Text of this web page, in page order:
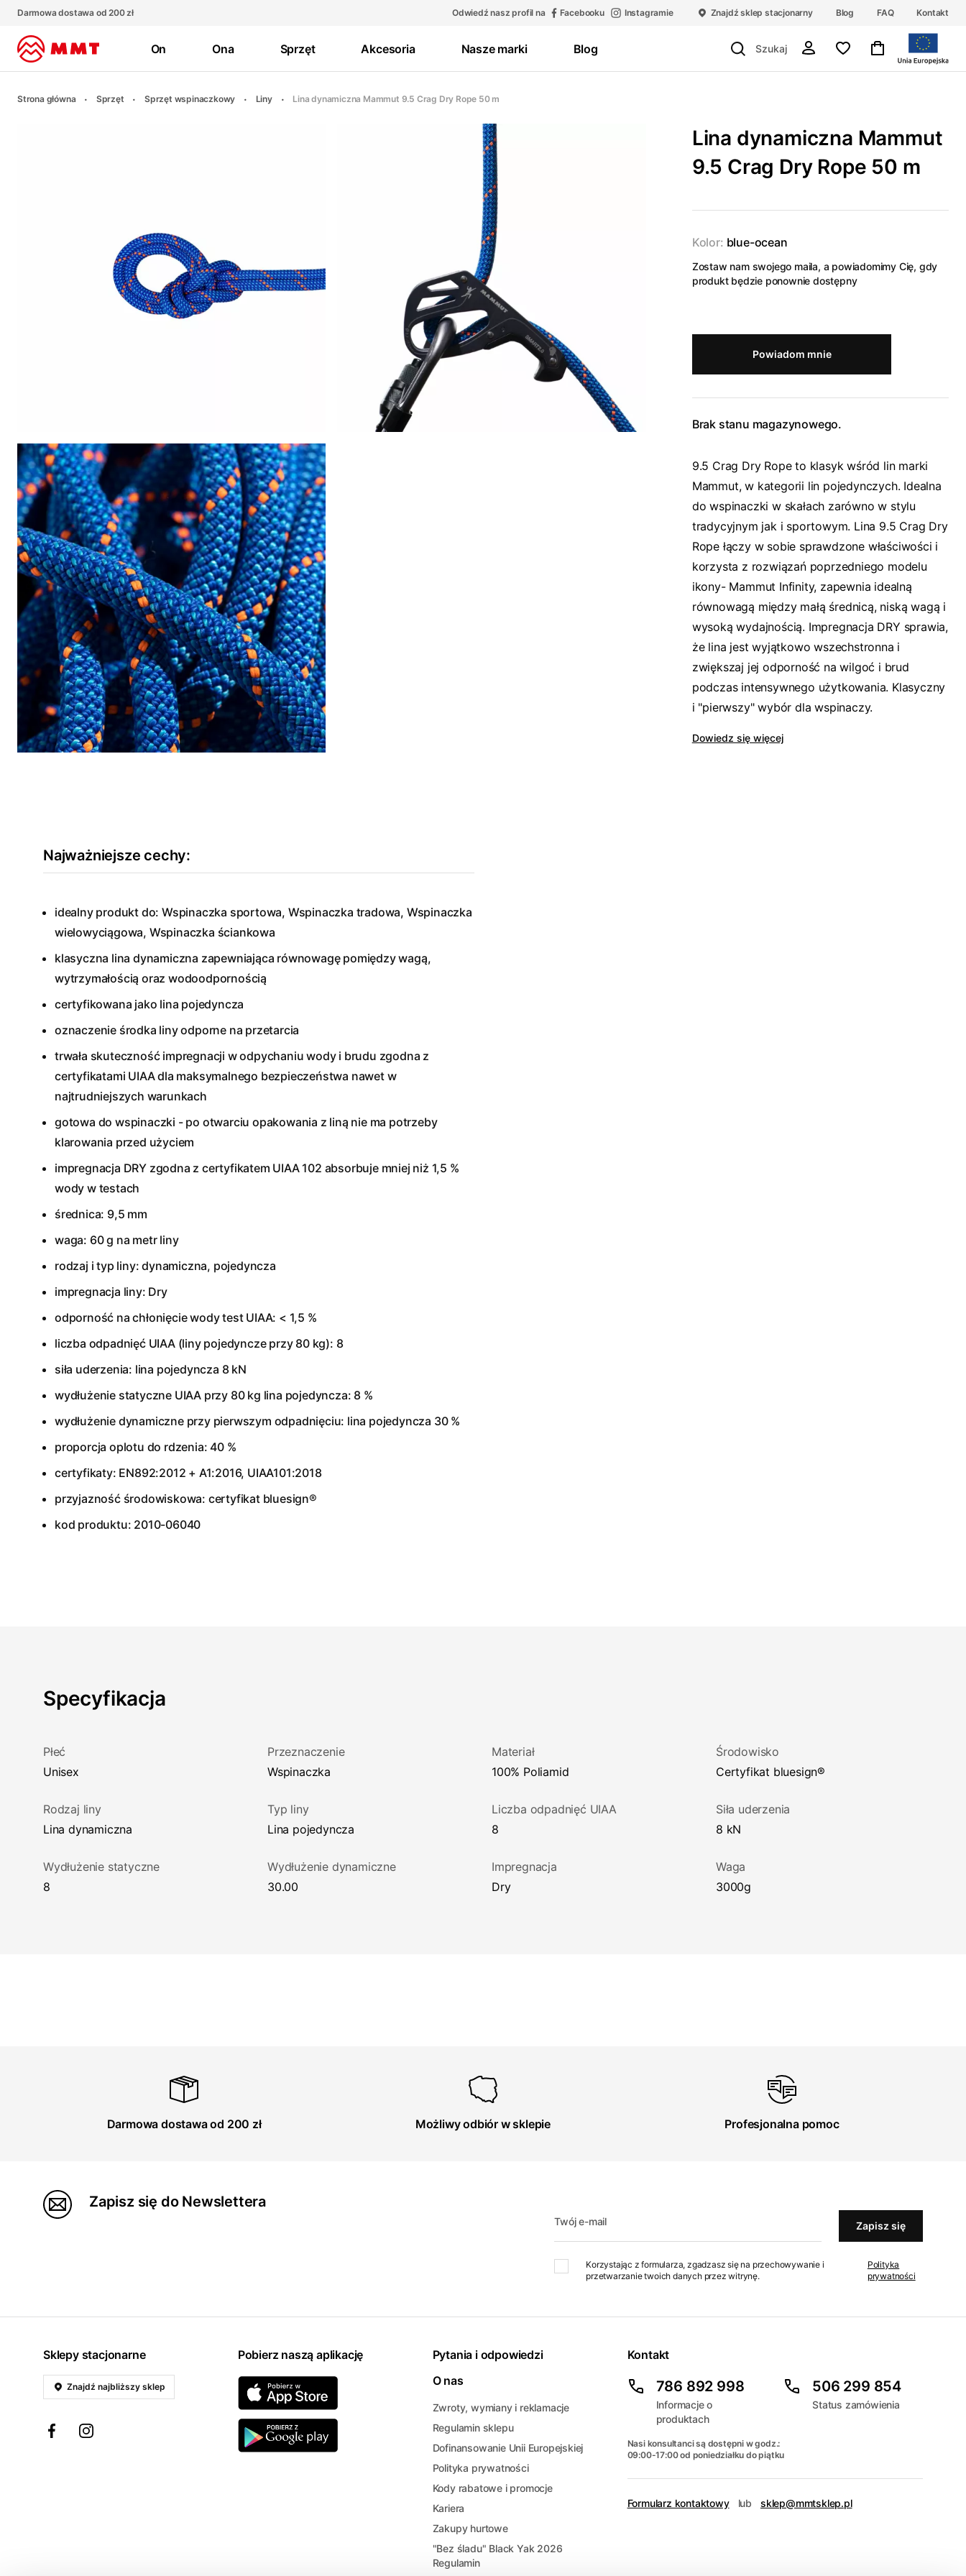
Darmowa dostawa od 200 zł Odwiedź nasz profil na Facebooku Instagramie Znajdź sklep stacjonarny Blog FAQ Kontakt
On Ona Sprzęt Akcesoria Nasze marki Blog
Strona główna Sprzęt Sprzęt wspinaczkowy Liny Lina dynamiczna Mammut 9.5 Crag Dry Rope 50 m
Lina dynamiczna Mammut
9.5 Crag Dry Rope 50 m
Kolor: blue-ocean
Zostaw nam swojego maila, a powiadomimy Cię, gdy
produkt będzie ponownie dostępny
Powiadom mnie
Brak stanu magazynowego.
9.5 Crag Dry Rope to klasyk wśród lin marki
Mammut, w kategorii lin pojedynczych. Idealna
do wspinaczki w skałach zarówno w stylu
tradycyjnym jak i sportowym. Lina 9.5 Crag Dry
Rope łączy w sobie sprawdzone właściwości i
korzysta z rozwiązań poprzedniego modelu
ikony- Mammut Infinity, zapewnia idealną
równowagą między małą średnicą, niską wagą i
wysoką wydajnością. Impregnacja DRY sprawia,
że lina jest wyjątkowo wszechstronna i
zwiększaj jej odporność na wilgoć i brud
podczas intensywnego użytkowania. Klasyczny
i "pierwszy" wybór dla wspinaczy.
Dowiedz się więcej
Najważniejsze cechy:
idealny produkt do: Wspinaczka sportowa, Wspinaczka tradowa, Wspinaczka
wielowyciągowa, Wspinaczka ściankowa
klasyczna lina dynamiczna zapewniająca równowagę pomiędzy wagą,
wytrzymałością oraz wodoodpornością
certyfikowana jako lina pojedyncza
oznaczenie środka liny odporne na przetarcia
trwała skuteczność impregnacji w odpychaniu wody i brudu zgodna z
certyfikatami UIAA dla maksymalnego bezpieczeństwa nawet w
najtrudniejszych warunkach
gotowa do wspinaczki - po otwarciu opakowania z liną nie ma potrzeby
klarowania przed użyciem
impregnacja DRY zgodna z certyfikatem UIAA 102 absorbuje mniej niż 1,5 %
wody w testach
średnica: 9,5 mm
waga: 60 g na metr liny
rodzaj i typ liny: dynamiczna, pojedyncza
impregnacja liny: Dry
odporność na chłonięcie wody test UIAA: < 1,5 %
liczba odpadnięć UIAA (liny pojedyncze przy 80 kg): 8
siła uderzenia: lina pojedyncza 8 kN
wydłużenie statyczne UIAA przy 80 kg lina pojedyncza: 8 %
wydłużenie dynamiczne przy pierwszym odpadnięciu: lina pojedyncza 30 %
proporcja oplotu do rdzenia: 40 %
certyfikaty: EN892:2012 + A1:2016, UIAA101:2018
przyjazność środowiskowa: certyfikat bluesign®
kod produktu: 2010-06040
Specyfikacja
Płeć
Unisex
Przeznaczenie
Wspinaczka
Materiał
100% Poliamid
Środowisko
certyfikat bluesign®
Rodzaj liny
Lina dynamiczna
Typ liny
Lina pojedyncza
Liczba odpadnięć UIAA
8
Siła uderzenia
8 kN
Wydłużenie statyczne
8
Wydłużenie dynamiczne
30.00
Impregnacja
Dry
Waga
3000g
Darmowa dostawa od 200 zł Możliwy odbiór w sklepie Profesjonalna pomoc
Zapisz się do Newslettera
Twój e-mail Zapisz się
Korzystając z formularza, zgadzasz się na przechowywanie i
przetwarzanie twoich danych przez witrynę.
Polityka
prywatności
Sklepy stacjonarne
Znajdź najbliższy sklep
Pobierz naszą aplikację
Pytania i odpowiedzi
O nas
Zwroty, wymiany i reklamacje
Regulamin sklepu
Dofinansowanie Unii Europejskiej
Polityka prywatności
Kody rabatowe i promocje
Kariera
Zakupy hurtowe
"Bez śladu" Black Yak 2026
Regulamin
Kontakt
786 892 998
Informacje o
produktach
506 299 854
Status zamówienia
Nasi konsultanci są dostępni w godz.:
09:00-17:00 od poniedziałku do piątku
Formularz kontaktowy lub sklep@mmtsklep.pl